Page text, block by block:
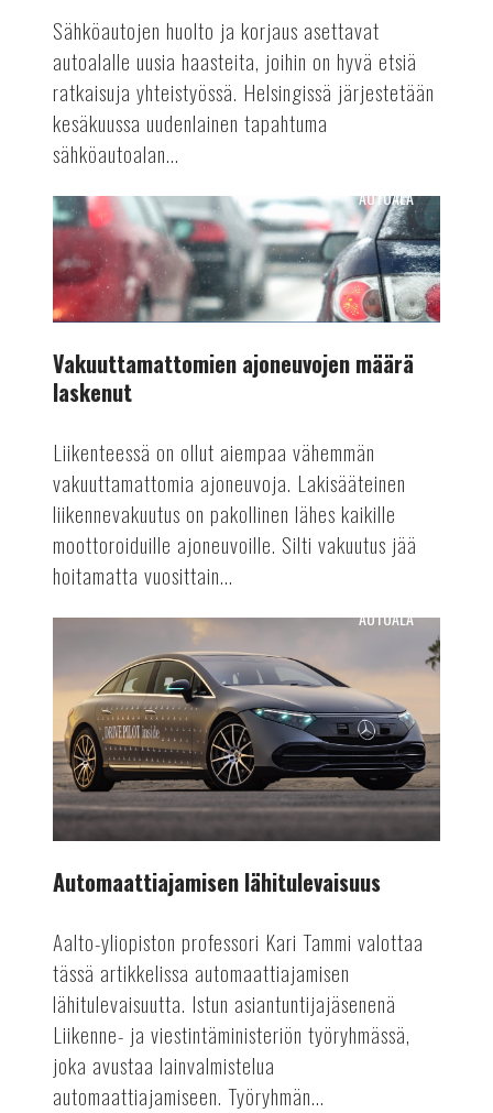
Sähköautojen huolto ja korjaus asettavat
autoalalle uusia haasteita, joihin on hyvä etsiä
ratkaisuja yhteistyössä. Helsingissä järjestetään
kesäkuussa uudenlainen tapahtuma
sähköautoalan...
Vakuuttamattomien
ajoneuvojen
määrä
laskenut
AUTOALA
Vakuuttamattomien ajoneuvojen määrä
laskenut
Liikenteessä on ollut aiempaa vähemmän
vakuuttamattomia ajoneuvoja. Lakisääteinen
liikennevakuutus on pakollinen lähes kaikille
moottoroiduille ajoneuvoille. Silti vakuutus jää
hoitamatta vuosittain...
Automaattiajamisen
lähitulevaisuus
AUTOALA
Automaattiajamisen lähitulevaisuus
Aalto-yliopiston professori Kari Tammi valottaa
tässä artikkelissa automaattiajamisen
lähitulevaisuutta. Istun asiantuntijajäsenenä
Liikenne- ja viestintäministeriön työryhmässä,
joka avustaa lainvalmistelua
automaattiajamiseen. Työryhmän...